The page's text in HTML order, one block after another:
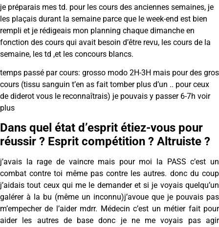
je préparais mes td. pour les cours des anciennes semaines, je
les plaçais durant la semaine parce que le week-end est bien
rempli et je rédigeais mon planning chaque dimanche en
fonction des cours qui avait besoin d’être revu, les cours de la
semaine, les td ,et les concours blancs.
temps passé par cours: grosso modo 2H-3H mais pour des gros
cours (tissu sanguin t’en as fait tomber plus d’un .. pour ceux
de diderot vous le reconnaîtrais) je pouvais y passer 6-7h voir
plus
Dans quel état d’esprit étiez-vous pour
réussir ? Esprit compétition ? Altruiste ?
j’avais la rage de vaincre mais pour moi la PASS c’est un
combat contre toi même pas contre les autres. donc du coup
j’aidais tout ceux qui me le demander et si je voyais quelqu’un
galérer à la bu (même un inconnu)j’avoue que je pouvais pas
m’empecher de l’aider mdrr. Médecin c’est un métier fait pour
aider les autres de base donc je ne me voyais pas agir